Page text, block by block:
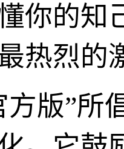
你的知
热烈的
方版”所